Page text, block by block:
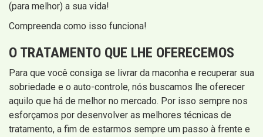
(para melhor) a sua vida!
Compreenda como isso funciona!
O TRATAMENTO QUE LHE OFERECEMOS
Para que você consiga se livrar da maconha e recuperar sua
sobriedade e o auto-controle, nós buscamos lhe oferecer
aquilo que há de melhor no mercado. Por isso sempre nos
esforçamos por desenvolver as melhores técnicas de
tratamento, a fim de estarmos sempre um passo à frente e